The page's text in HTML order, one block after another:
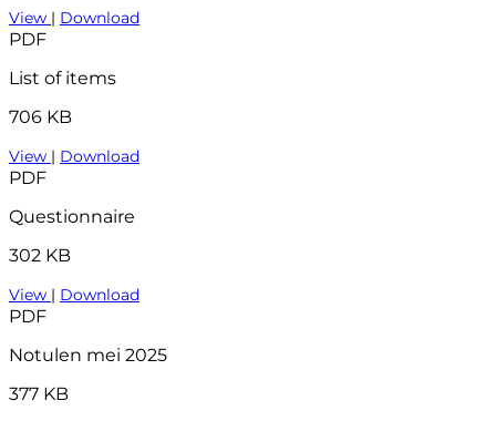
View | Download
PDF
List of items
706 KB
View | Download
PDF
Questionnaire
302 KB
View | Download
PDF
Notulen mei 2025
377 KB